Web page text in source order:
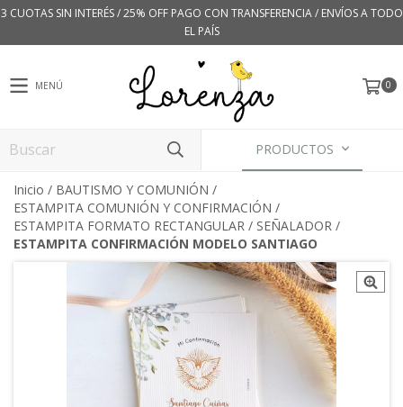
3 CUOTAS SIN INTERÉS / 25% OFF PAGO CON TRANSFERENCIA / ENVÍOS A TODO
EL PAÍS
MENÚ 0
PRODUCTOS
Inicio / BAUTISMO Y COMUNIÓN /
ESTAMPITA COMUNIÓN Y CONFIRMACIÓN /
ESTAMPITA FORMATO RECTANGULAR / SEÑALADOR /
ESTAMPITA CONFIRMACIÓN MODELO SANTIAGO